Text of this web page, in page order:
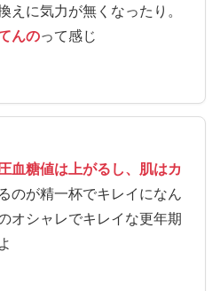
えに気力が無くなったり。
んのって感じ
血糖値は上がるし、肌はカ
のが精一杯でキレイになん
オシャレでキレイな更年期